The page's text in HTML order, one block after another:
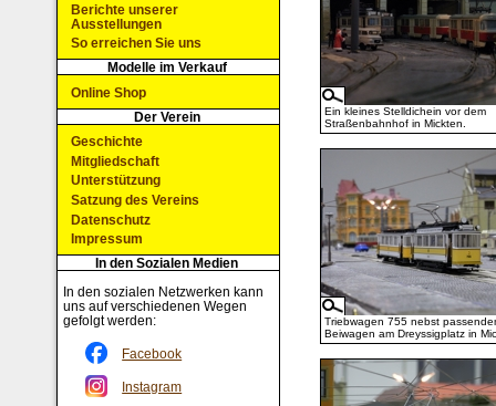
Ein kleines Stelldichein vor dem
Straßenbahnhof in Mickten.
Triebwagen 755 nebst
Beiwagen am Dreyssigplatz in
Berichte unserer
Ausstellungen
So erreichen Sie uns
Modelle im Verkauf
Online Shop
Der Verein
Geschichte
Mitgliedschaft
Unterstützung
Satzung des Vereins
Datenschutz
Impressum
In den Sozialen Medien
In den sozialen Netzwerken kann
uns auf verschiedenen Wegen
gefolgt werden:
Facebook
Instagram